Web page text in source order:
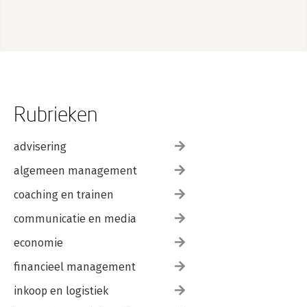
Rubrieken
advisering
algemeen management
coaching en trainen
communicatie en media
economie
financieel management
inkoop en logistiek